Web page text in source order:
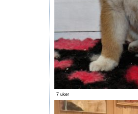
7 uker